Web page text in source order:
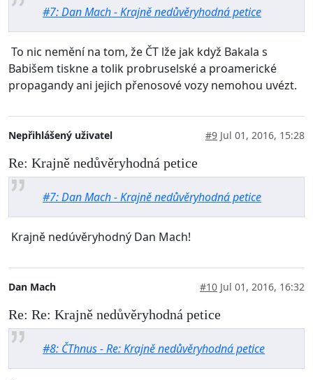
#7: Dan Mach - Krajně nedůvěryhodná petice
To nic nemění na tom, že ČT lže jak když Bakala s
Babišem tiskne a tolik probruselské a proamerické
propagandy ani jejich přenosové vozy nemohou uvézt.
Nepřihlášený uživatel #9 Jul 01, 2016, 15:28
Re: Krajně nedůvěryhodná petice
#7: Dan Mach - Krajně nedůvěryhodná petice
Krajně nedúvěryhodný Dan Mach!
Dan Mach #10 Jul 01, 2016, 16:32
Re: Re: Krajně nedůvěryhodná petice
#8: ČThnus - Re: Krajně nedůvěryhodná petice